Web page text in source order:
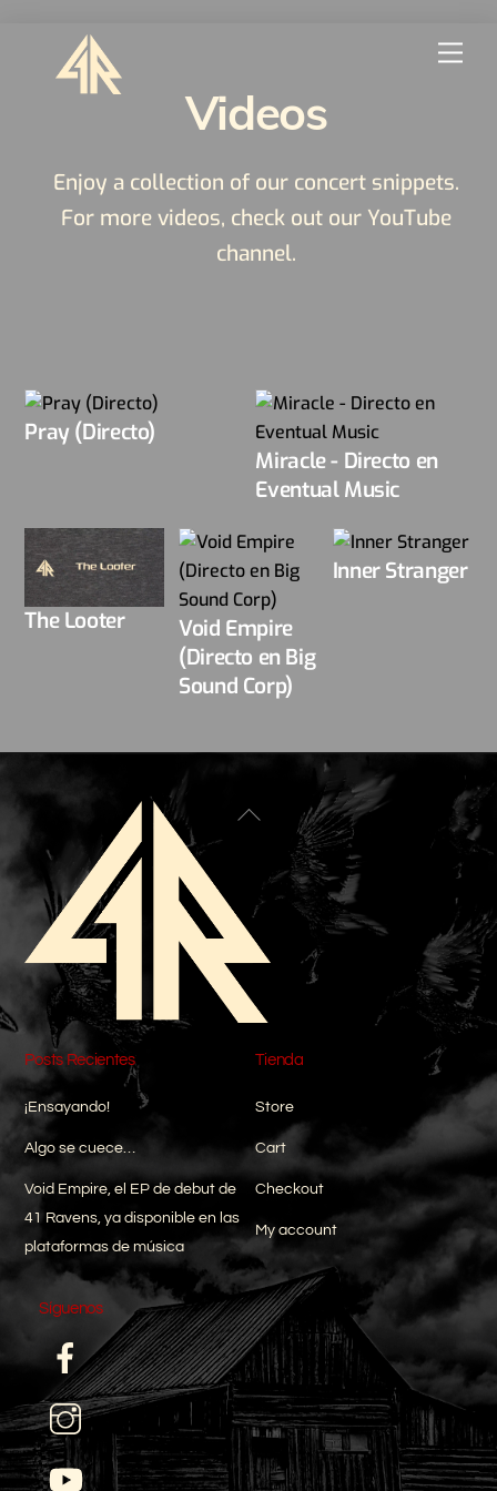
Videos
Enjoy a collection of our concert snippets.
For more videos, check out our YouTube
channel.
Pray (Directo)
Miracle - Directo en
Eventual Music
The Looter
Void Empire
(Directo en Big
Sound Corp)
Inner Stranger
Back
Posts Recientes
¡Ensayando!
Algo se cuece…
Void Empire, el EP de debut de
41 Ravens, ya disponible en las
plataformas de música
Tienda
Store
Cart
Checkout
My account
Síguenos
Facebook
I
YouTube